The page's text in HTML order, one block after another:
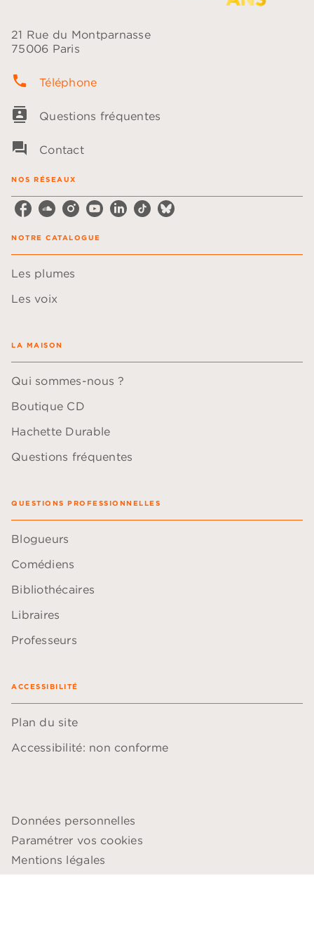
21 Rue du Montparnasse
75006 Paris
phone Téléphone
contacts Questions fréquentes
question_answer Contact
NOS RÉSEAUX
NOTRE CATALOGUE
Les plumes
Les voix
LA MAISON
Qui sommes-nous ?
Boutique CD
Hachette Durable
Questions fréquentes
QUESTIONS PROFESSIONNELLES
Blogueurs
Comédiens
Bibliothécaires
Libraires
Professeurs
ACCESSIBILITÉ
Plan du site
Accessibilité: non conforme
Données personnelles
Paramétrer vos cookies
Mentions légales
Conditions générales d'utilisation